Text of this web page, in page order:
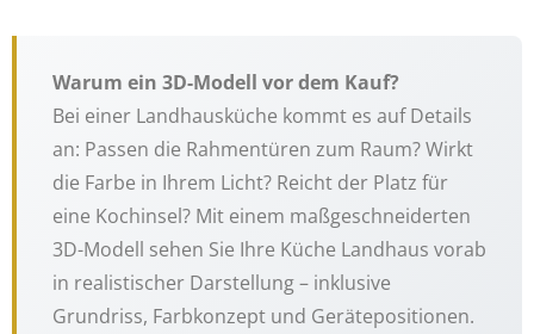
Warum ein 3D-Modell vor dem Kauf?
Bei einer Landhausküche kommt es auf Details
an: Passen die Rahmentüren zum Raum? Wirkt
die Farbe in Ihrem Licht? Reicht der Platz für
eine Kochinsel? Mit einem maßgeschneiderten
3D-Modell sehen Sie Ihre Küche Landhaus vorab
in realistischer Darstellung – inklusive
Grundriss, Farbkonzept und Gerätepositionen.